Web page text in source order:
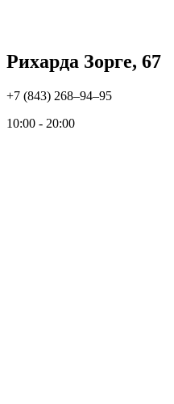
Рихарда Зорге, 67
+7 (843) 268‒94‒95
10:00 - 20:00